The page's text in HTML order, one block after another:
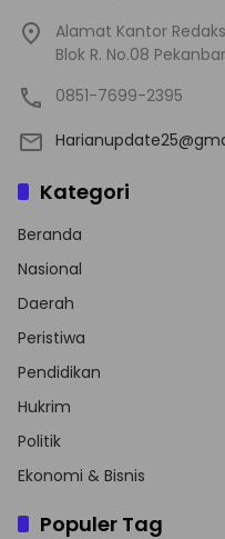
Alamat Kantor
Blok R. No.08
0851-7699-2395
Kategori
Beranda
Nasional
Daerah
Peristiwa
Pendidikan
Hukrim
Politik
Ekonomi & Bisnis
Populer Tag